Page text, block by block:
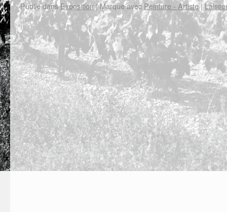
Publié dans Exposition|Marqué avec Peinture - Artiste|